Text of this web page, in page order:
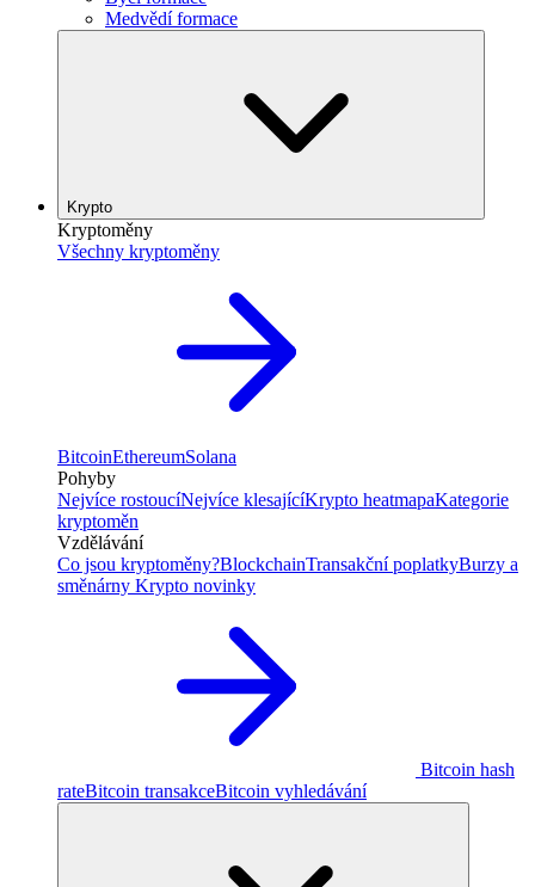
Medvědí formace
Krypto
Kryptoměny
Všechny kryptoměny
BitcoinEthereumSolana
Pohyby
Nejvíce rostoucíNejvíce klesajícíKrypto heatmapaKategorie
kryptoměn
Vzdělávání
Co jsou kryptoměny?BlockchainTransakční poplatkyBurzy a
směnárny Krypto novinky
Bitcoin hash
rateBitcoin transakceBitcoin vyhledávání